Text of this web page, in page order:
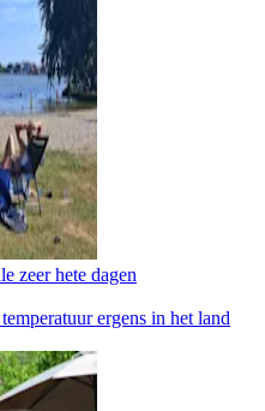
zeer hete dagen
ergens in het land